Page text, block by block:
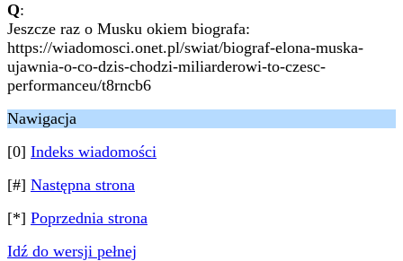
Q:
Jeszcze raz o Musku okiem biografa:
https://wiadomosci.onet.pl/swiat/biograf-elona-muska-
ujawnia-o-co-dzis-chodzi-miliarderowi-to-czesc-
performanceu/t8rncb6
Nawigacja
[0] Indeks wiadomości
[#] Następna strona
[*] Poprzednia strona
Idź do wersji pełnej